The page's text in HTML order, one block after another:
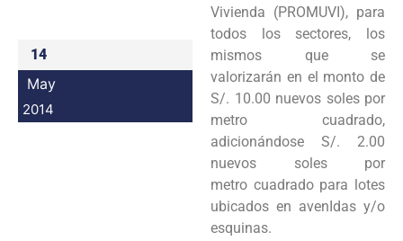
14
May
2014
Vivienda (PROMUVI), para
todos los sectores, los
mismos que se
valorizarán en el monto de
S/. 10.00 nuevos soles por
metro cuadrado,
adicionándose S/. 2.00
nuevos soles por
metro cuadrado para lotes
ubicados en avenIdas y/o
esquinas.